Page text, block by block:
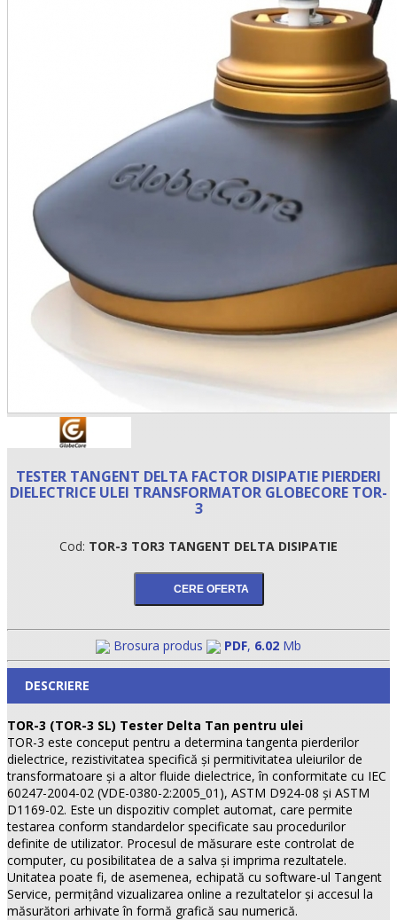
•
TESTER TANGENT DELTA FACTOR DISIPATIE PIERDERI
DIELECTRICE ULEI TRANSFORMATOR GLOBECORE TOR-
3
Cod: TOR-3 TOR3 TANGENT DELTA DISIPATIE
Brosura produs PDF, 6.02 Mb
DESCRIERE
TOR-3 (TOR-3 SL) Tester Delta Tan pentru ulei
TOR-3 este conceput pentru a determina tangenta pierderilor
dielectrice, rezistivitatea specifică şi permitivitatea uleiurilor de
transformatoare şi a altor fluide dielectrice, în conformitate cu IEC
60247-2004-02 (VDE-0380-2:2005_01), ASTM D924-08 şi ASTM
D1169-02. Este un dispozitiv complet automat, care permite
testarea conform standardelor specificate sau procedurilor
definite de utilizator. Procesul de măsurare este controlat de
computer, cu posibilitatea de a salva şi imprima rezultatele.
Unitatea poate fi, de asemenea, echipată cu software-ul Tangent
Service, permiţând vizualizarea online a rezultatelor şi accesul la
măsurători arhivate în formă grafică sau numerică.